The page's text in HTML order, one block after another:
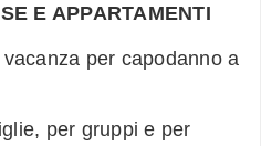
E APPARTAMENTI
per capodanno a
per gruppi e per